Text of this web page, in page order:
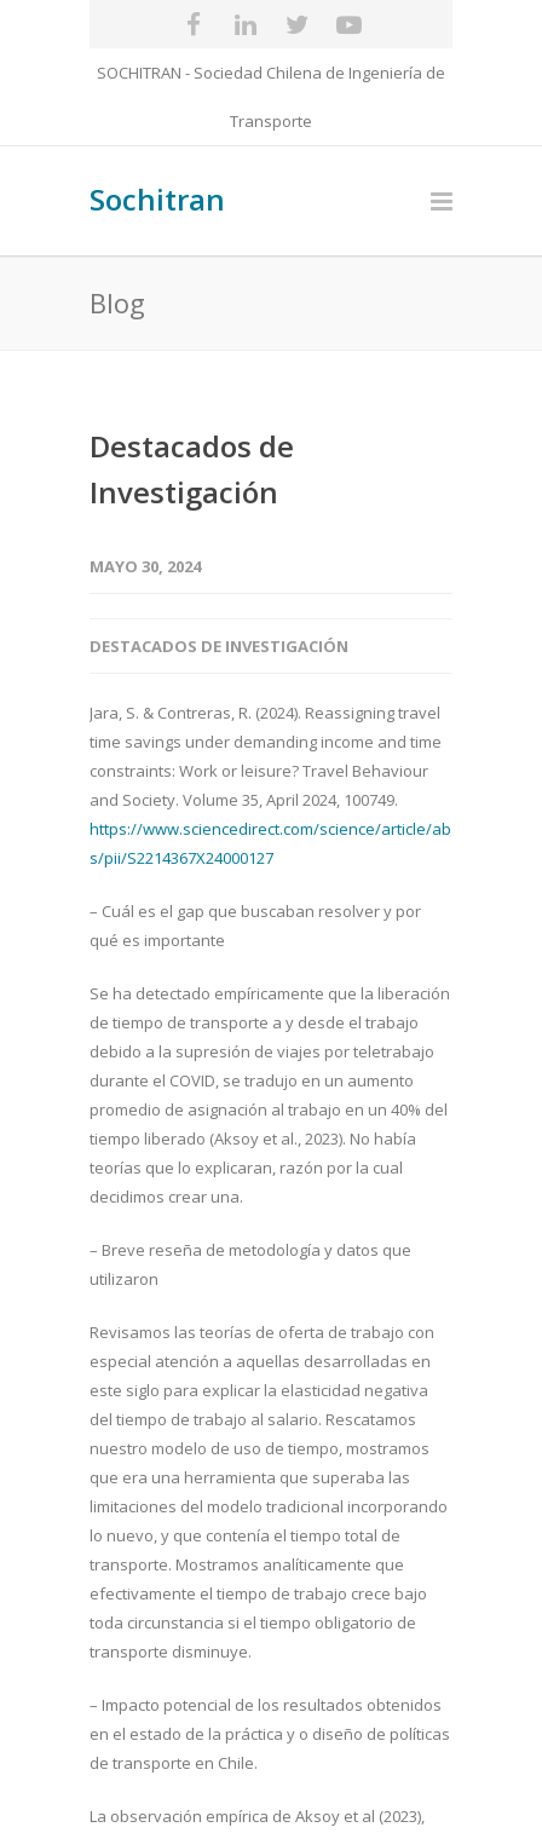
SOCHITRAN - Sociedad Chilena de Ingeniería de
Transporte
Sochitran
Blog
Destacados de
Investigación
MAYO 30, 2024
DESTACADOS DE INVESTIGACIÓN
Jara, S. & Contreras, R. (2024). Reassigning travel
time savings under demanding income and time
constraints: Work or leisure? Travel Behaviour
and Society. Volume 35, April 2024, 100749.
https://www.sciencedirect.com/science/article/ab
s/pii/S2214367X24000127
– Cuál es el gap que buscaban resolver y por
qué es importante
Se ha detectado empíricamente que la liberación
de tiempo de transporte a y desde el trabajo
debido a la supresión de viajes por teletrabajo
durante el COVID, se tradujo en un aumento
promedio de asignación al trabajo en un 40% del
tiempo liberado (Aksoy et al., 2023). No había
teorías que lo explicaran, razón por la cual
decidimos crear una.
– Breve reseña de metodología y datos que
utilizaron
Revisamos las teorías de oferta de trabajo con
especial atención a aquellas desarrolladas en
este siglo para explicar la elasticidad negativa
del tiempo de trabajo al salario. Rescatamos
nuestro modelo de uso de tiempo, mostramos
que era una herramienta que superaba las
limitaciones del modelo tradicional incorporando
lo nuevo, y que contenía el tiempo total de
transporte. Mostramos analíticamente que
efectivamente el tiempo de trabajo crece bajo
toda circunstancia si el tiempo obligatorio de
transporte disminuye.
– Impacto potencial de los resultados obtenidos
en el estado de la práctica y o diseño de políticas
de transporte en Chile.
La observación empírica de Aksoy et al (2023),